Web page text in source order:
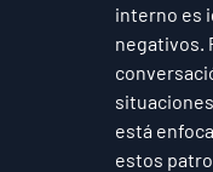
interno es
negativos.
está
estos